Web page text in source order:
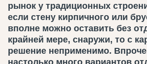
рынок у традиционных
если стену кирпичного или
вполне можно оставить без
крайней мере, снаружи, то с
решение неприменимо.
настолько много вариантов